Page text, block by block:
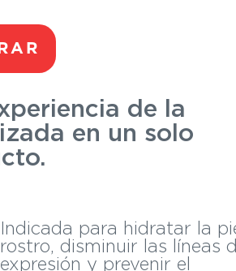
de la
en un solo
Indicada para hidratar la
rostro, disminuir las líneas
expresión y prevenir el